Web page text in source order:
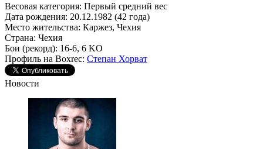
Весовая категория: Первый средний вес
Дата рождения: 20.12.1982 (42 года)
Место жительства: Каржез, Чехия
Страна: Чехия
Бои (рекорд): 16-6, 6 KO
Профиль на Boxrec: Степан Хорват
Новости